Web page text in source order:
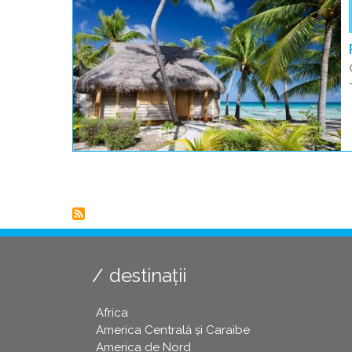
destinații
Africa
America Centrală și Caraibe
America de Nord